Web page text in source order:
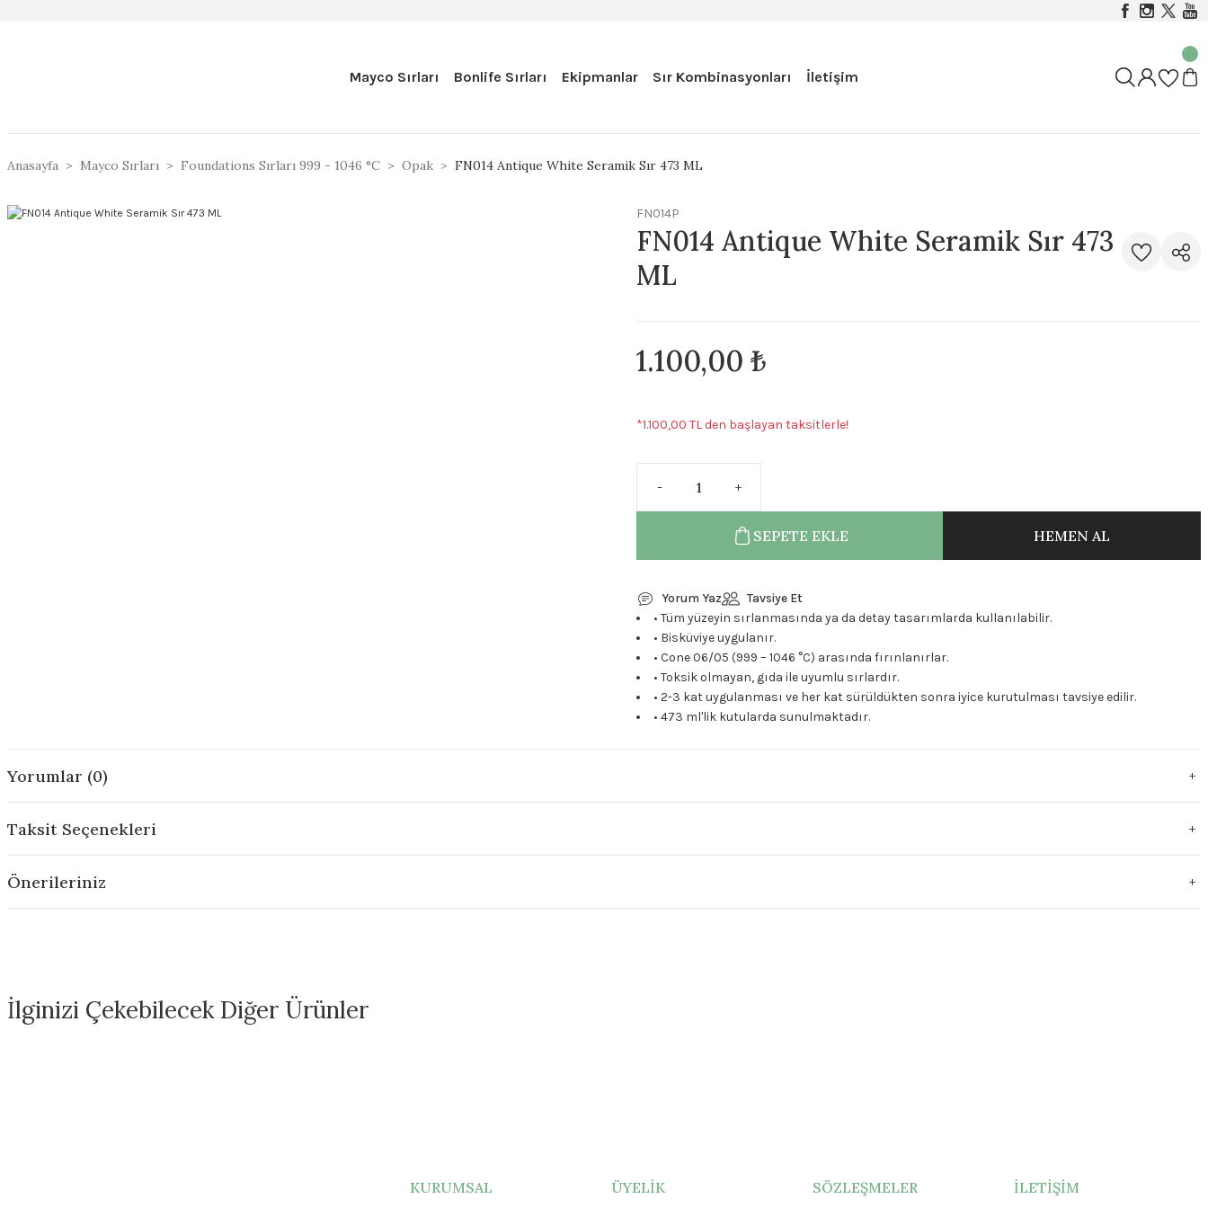
Mayco Sırları Bonlife Sırları Ekipmanlar Sır Kombinasyonları İletişim
Anasayfa Mayco Sırları Foundations Sırları 999 - 1046 °C Opak FN014 Antique White Seramik Sır 473 ML
FN014P
FN014 Antique White Seramik Sır 473
ML
1.100,00 ₺
*1.100,00 TL den başlayan taksitlerle!
SEPETE EKLE HEMEN AL
Yorum Yaz
Tavsiye Et
• Tüm yüzeyin sırlanmasında ya da detay tasarımlarda kullanılabilir.
• Bisküviye uygulanır.
• Cone 06/05 (999 – 1046 °C) arasında fırınlanırlar.
• Toksik olmayan, gıda ile uyumlu sırlardır.
• 2-3 kat uygulanması ve her kat sürüldükten sonra iyice kurutulması tavsiye edilir.
• 473 ml'lik kutularda sunulmaktadır.
Yorumlar (0)
Taksit Seçenekleri
Önerileriniz
İlginizi Çekebilecek Diğer Ürünler
KURUMSAL ÜYELİK SÖZLEŞMELER İLETİŞİM